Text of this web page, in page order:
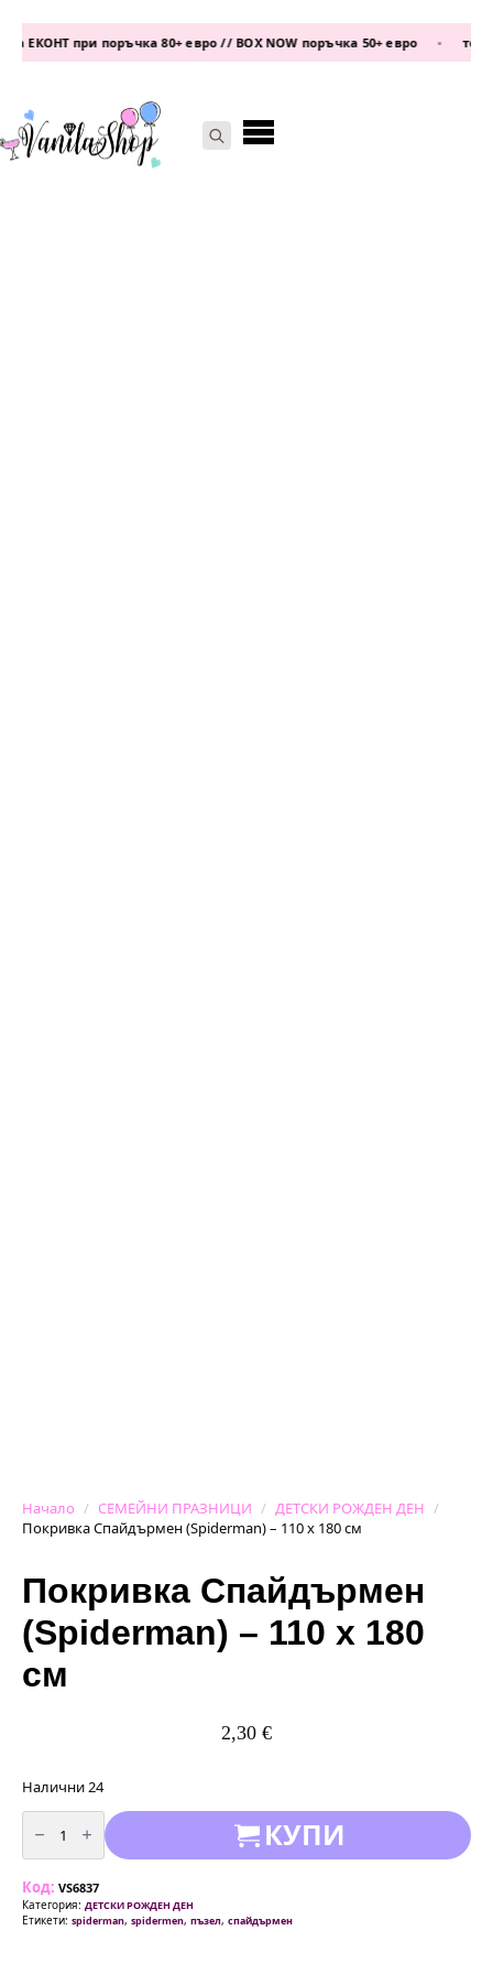
при поръчка 80+ евро // BOX NOW поръчка 50+ евро •
Начало СЕМЕЙНИ ПРАЗНИЦИ
ДЕТСКИ РОЖДЕН ДЕН
Покривка Спайдърмен (Spiderman) – 110 x 180 см
Покривка Спайдърмен
(Spiderman) – 110 x 180
см
2,30 €
Налични 24
количество
за
Покривка
Спайдърмен
-
110
x
180
КУПИ
Код: VS6837
Категория: ДЕТСКИ РОЖДЕН ДЕН
Етикети: spiderman, spidermen, пъзел, спайдърмен